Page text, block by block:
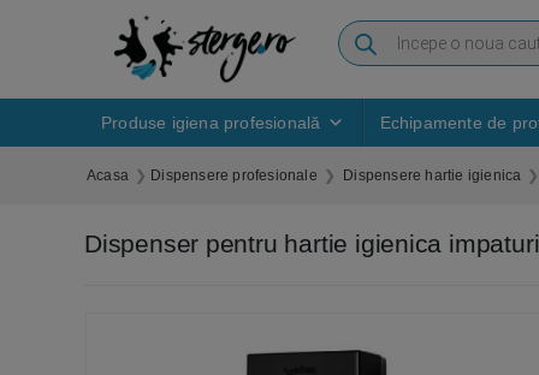
Produse igiena profesională Echipamente de
Acasa Dispensere profesionale Dispensere hartie igienica
Dispenser pentru hartie igienica